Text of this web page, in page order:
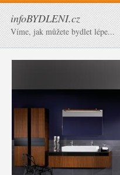
infoBYDLENI.cz
Víme, jak můžete bydlet lépe...